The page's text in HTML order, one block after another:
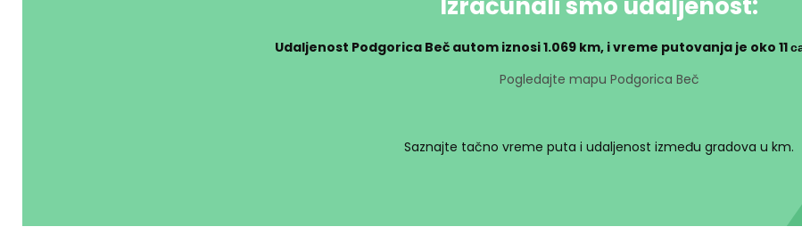
Udaljenost Podgorica Beč autom iznosi1.069 km, i vreme putovanja je oko 11
Pogledajte mapu Podgorica Beč
Saznajte tačno vreme puta i udaljenost između gradova u km.